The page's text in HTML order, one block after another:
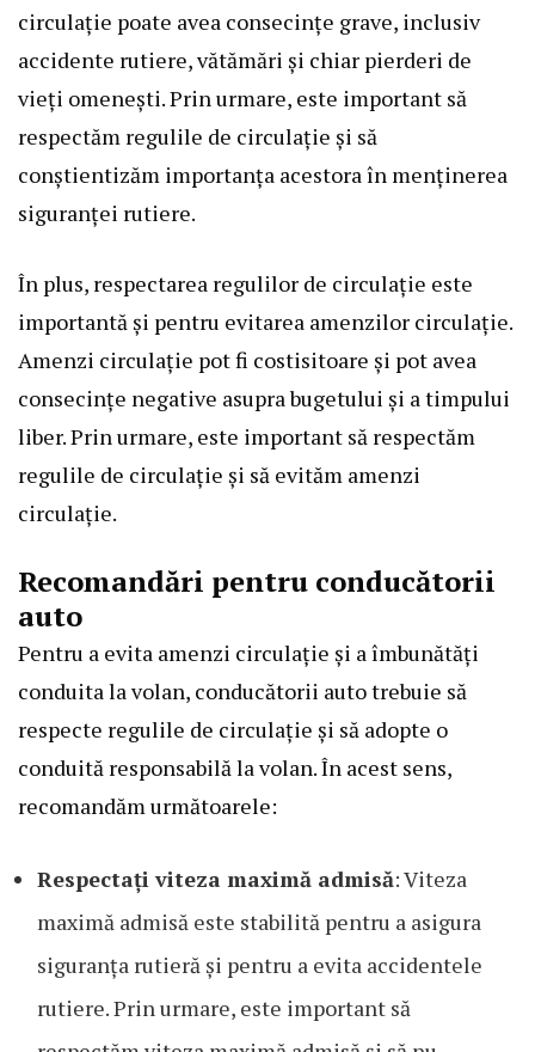
circulație poate avea consecințe grave, inclusiv
accidente rutiere, vătămări și chiar pierderi de
vieți omenești. Prin urmare, este important să
respectăm regulile de circulație și să
conștientizăm importanța acestora în menținerea
siguranței rutiere.
În plus, respectarea regulilor de circulație este
importantă și pentru evitarea amenzilor circulație.
Amenzi circulație pot fi costisitoare și pot avea
consecințe negative asupra bugetului și a timpului
liber. Prin urmare, este important să respectăm
regulile de circulație și să evităm amenzi
circulație.
Recomandări pentru conducătorii
auto
Pentru a evita amenzi circulație și a îmbunătăți
conduita la volan, conducătorii auto trebuie să
respecte regulile de circulație și să adopte o
conduită responsabilă la volan. În acest sens,
recomandăm următoarele:
Respectați viteza maximă admisă: Viteza
maximă admisă este stabilită pentru a asigura
siguranța rutieră și pentru a evita accidentele
rutiere. Prin urmare, este important să